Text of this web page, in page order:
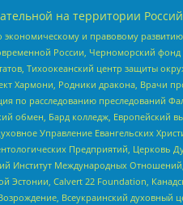
на территории
и правовому
России, Черноморский фонд
Тихоокеанский центр защиты
Хармони, Родники дракона, Врачи
по расследованию преследований
обмен, Бард колледж, Европейский
Управление Евангельских
Предприятий, Церковь
Институт Международных
Calvert 22 Foundation,
Всеукраинский духовный